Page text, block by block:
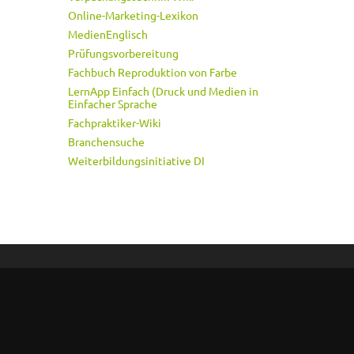
Online-Marketing-Lexikon
MedienEnglisch
Prüfungsvorbereitung
Fachbuch Reproduktion von Farbe
LernApp Einfach (Druck und Medien in
Einfacher Sprache
Fachpraktiker-Wiki
Branchensuche
Weiterbildungsinitiative DI